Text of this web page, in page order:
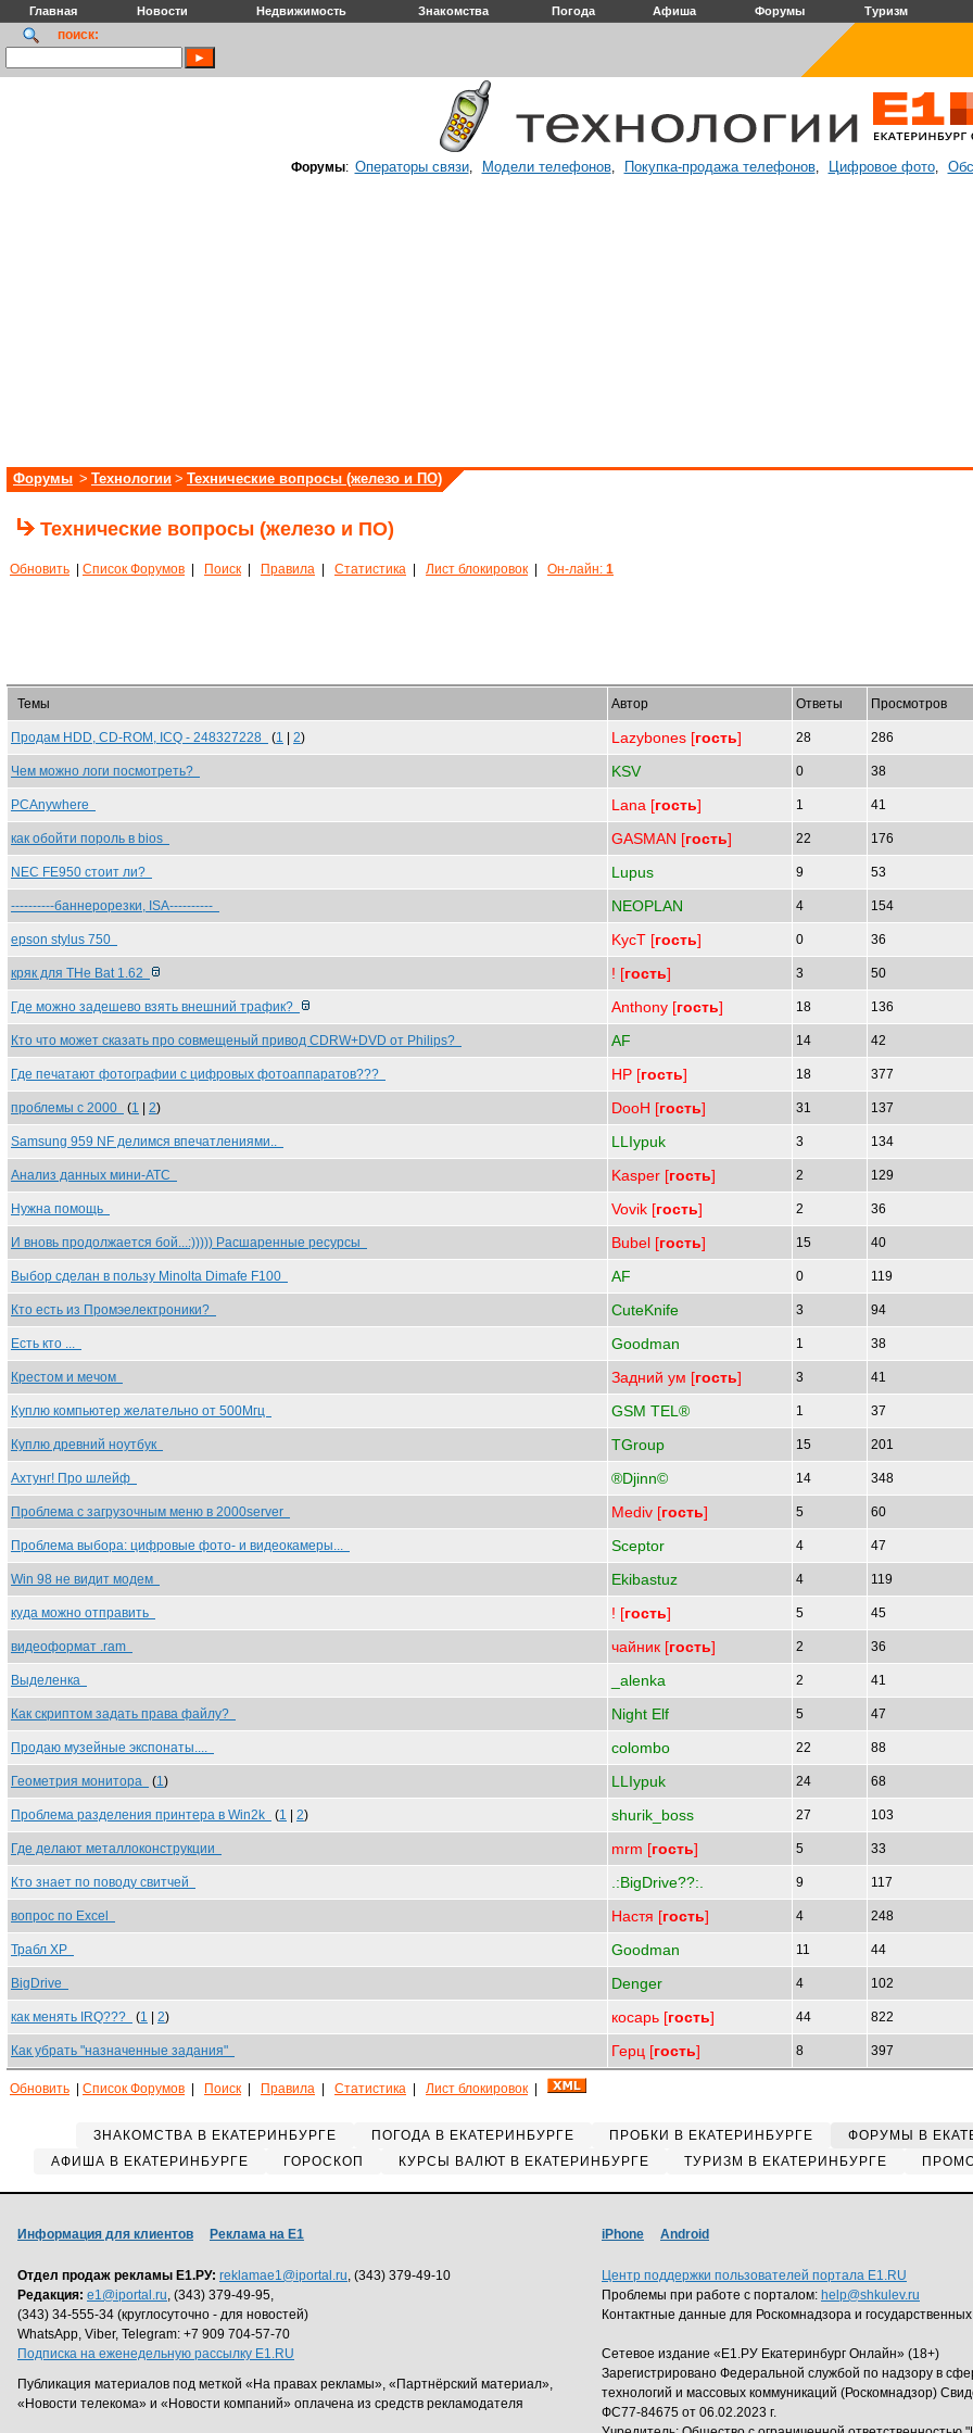
Главная Новости Недвижимость Знакомства Погода Афиша Форумы Туризм
поиск:
Форумы: Операторы связи, Модели телефонов, Покупка-продажа телефонов, Цифровое фото,
Форумы > Технологии > Технические вопросы (железо и ПО)
Технические вопросы (железо и ПО)
Обновить Список Форумов Поиск Правила Статистика Лист блокировок Он-лайн: 1
Темы Автор Ответы Просмотров
Продам HDD, CD-ROM, ICQ - 248327228 (1 2) Lazybones [гость] 28 286
Чем можно логи посмотреть? KSV 0 38
PCAnywhere Lana [гость] 1 41
как обойти пороль в bios GASMAN [гость] 22 176
NEC FE950 стоит ли? Lupus 9 53
----------баннерорезки, ISA---------- NEOPLAN 4 154
epson stylus 750 KycT [гость] 0 36
кряк для THe Bat 1.62 ! [гость] 3 50
Где можно задешево взять внешний трафик? Anthony [гость] 18 136
Кто что может сказать про совмещеный привод CDRW+DVD от Philips? AF 14 42
Где печатают фотографии с цифровых фотоаппаратов??? HP [гость] 18 377
проблемы с 2000 (1 2) DooH [гость] 31 137
Samsung 959 NF делимся впечатлениями.. LLIypuk 3 134
Анализ данных мини-АТС Kasper [гость] 2 129
Нужна помощь Vovik [гость] 2 36
И вновь продолжается бой...:))))) Расшаренные ресурсы Bubel [гость] 15 40
Выбор сделан в пользу Minolta Dimafe F100 AF 0 119
Кто есть из Промэелектроники? CuteKnife 3 94
Есть кто ... Goodman 1 38
Крестом и мечом Задний ум [гость] 3 41
Куплю компьютер желательно от 500Мгц GSM TEL® 1 37
Куплю древний ноутбук TGroup 15 201
Ахтунг! Про шлейф ®Djinn© 14 348
Проблема с загрузочным меню в 2000server Mediv [гость] 5 60
Проблема выбора: цифровые фото- и видеокамеры... Sceptor 4 47
Win 98 не видит модем Ekibastuz 4 119
куда можно отправить ! [гость] 5 45
видеоформат .ram чайник [гость] 2 36
Выделенка _alenka 2 41
Как скриптом задать права файлу? Night Elf 5 47
Продаю музейные экспонаты.... colombo 22 88
Геометрия монитора (1) LLIypuk 24 68
Проблема разделения принтера в Win2k (1 2) shurik_boss 27 103
Где делают металлоконструкции mrm [гость] 5 33
Кто знает по поводу свитчей .:BigDrive??:. 9 117
вопрос по Excel Настя [гость] 4 248
Трабл ХР Goodman 11 44
BigDrive Denger 4 102
как менять IRQ??? (1 2) косарь [гость] 44 822
Как убрать "назначенные задания" Герц [гость] 8 397
Обновить Список Форумов Поиск Правила Статистика Лист блокировок
ЗНАКОМСТВА В ЕКАТЕРИНБУРГЕ ПОГОДА В ЕКАТЕРИНБУРГЕ ПРОБКИ В ЕКАТЕРИНБУРГЕ
ФОРУМЫ В
АФИША В ЕКАТЕРИНБУРГЕ
ГОРОСКОП КУРСЫ ВАЛЮТ В ЕКАТЕРИНБУРГЕ ТУРИЗМ В ЕКАТЕРИНБУРГЕ
Информация для клиентов Реклама на Е1
Отдел продаж рекламы Е1.РУ: reklamae1@iportal.ru, (343) 379-49-10
Редакция: e1@iportal.ru, (343) 379-49-95,
(343) 34-555-34 (круглосуточно - для новостей)
WhatsApp, Viber, Telegram: +7 909 704-57-70
Подписка на еженедельную рассылку E1.RU
Публикация материалов под меткой «На правах рекламы», «Партнёрский материал»,
«Новости телекома» и «Новости компаний» оплачена из средств рекламодателя
iPhone Android
Центр поддержки пользователей портала E1.RU
Проблемы при работе с порталом: help@shkulev.ru
Контактные данные для Роскомнадзора и
Сетевое издание «Е1.РУ Екатеринбург Онлайн» (18+)
Зарегистрировано Федеральной службой по надзору в
технологий и массовых коммуникаций (Роскомнадзор)
ФС77-84675 от 06.02.2023 г.